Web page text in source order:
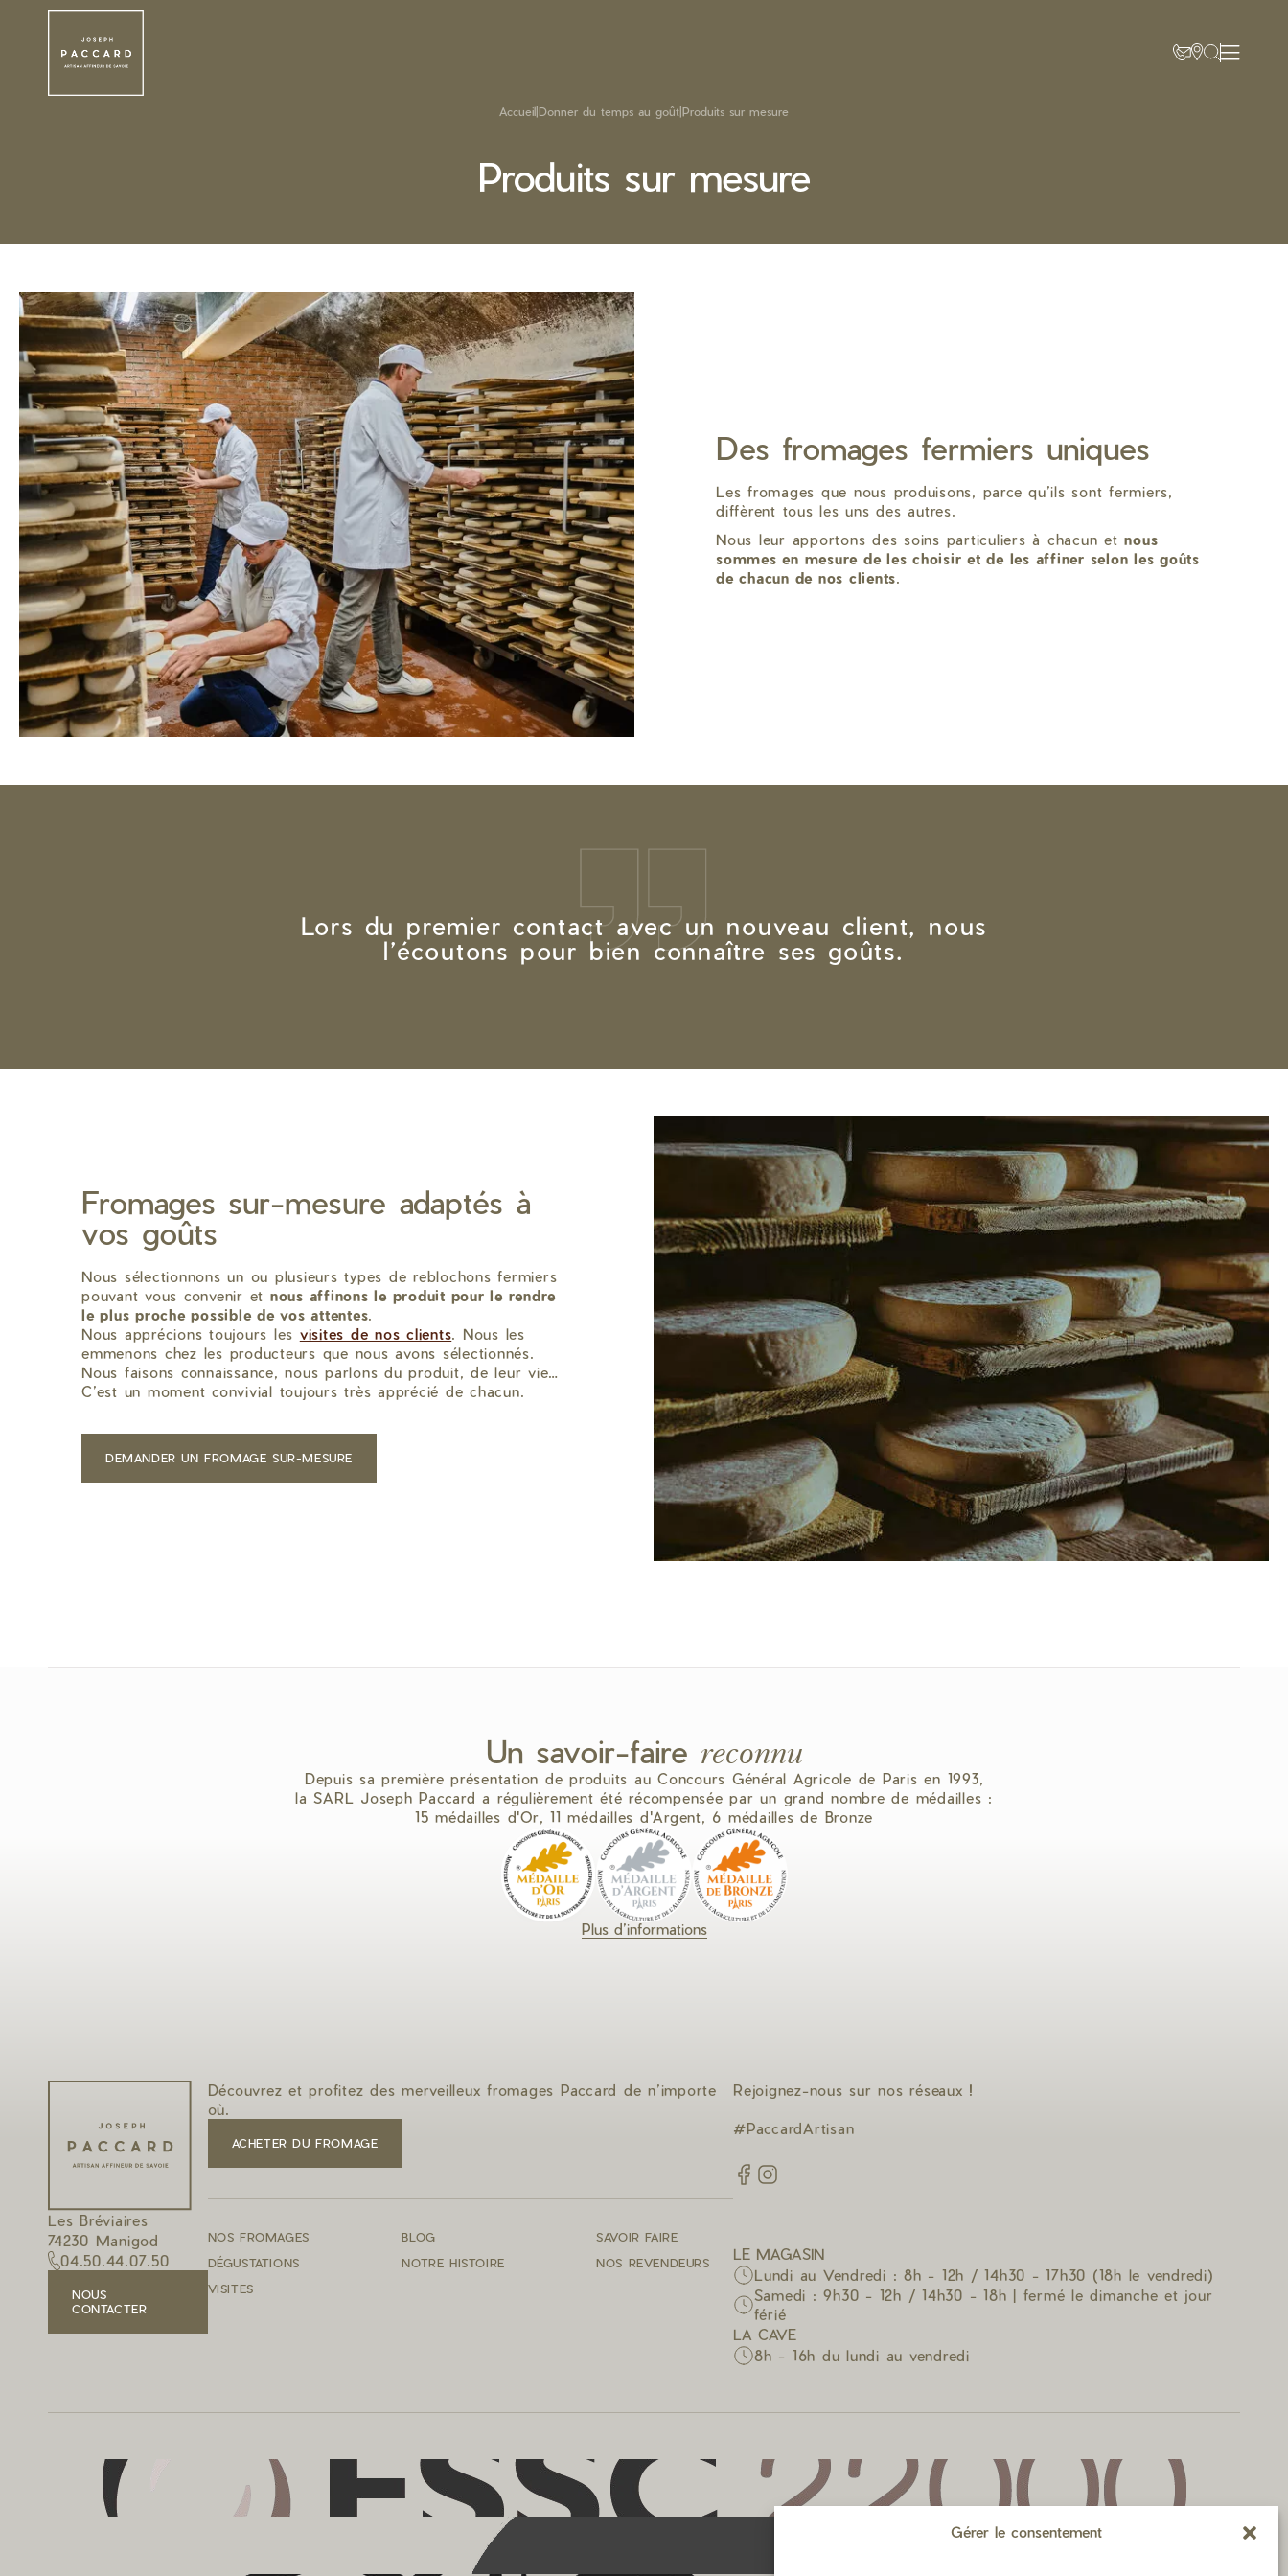
Gérer le consentement
Accueil Donner du temps au goût Produits sur mesure
Produits sur mesure
Des fromages fermiers uniques
Les fromages que nous produisons, parce qu’ils sont fermiers,
diffèrent tous les uns des autres.
Nous leur apportons des soins particuliers à chacun etnous
sommes en mesure de les choisir et de les affiner selon les goûts
de chacun de nos clients.
Lors du premier contact avec un nouveau client, nous
l’écoutons pour bien connaître ses goûts.
Fromages sur-mesure adaptés à
vos goûts
Nous sélectionnons un ou plusieurs types de reblochons fermiers
pouvant vous convenir et nous affinons le produit pour le rendre
le plus proche possible de vos attentes.
Nous apprécions toujours les visites de nos clients. Nous les
emmenons chez les producteurs que nous avons sélectionnés.
Nous faisons connaissance, nous parlons du produit, de leur vie…
C’est un moment convivial toujours très apprécié de chacun.
DEMANDER UN FROMAGE SUR-MESURE
Un savoir-faire reconnu
Depuis sa première présentation de produits au Concours Général Agricole de Paris en 1993,
la SARL Joseph Paccard a régulièrement été récompensée par un grand nombre de médailles :
15 médailles d'Or, 11 médailles d'Argent, 6 médailles de Bronze
Plus d’informations
Les Bréviaires
74230 Manigod
04.50.44.07.50
NOUS
CONTACTER
Découvrez et profitez des merveilleux fromages Paccard de n’importe
où.
ACHETER DU FROMAGE
NOS FROMAGES BLOG
SAVOIR FAIRE
DÉGUSTATIONS
NOTRE HISTOIRE
NOS REVENDEURS
VISITES
Rejoignez-nous sur nos réseaux !
#PaccardArtisan
LE MAGASIN
Lundi au Vendredi : 8h - 12h / 14h30 - 17h30 (18h le vendredi)
Samedi : 9h30 - 12h / 14h30 - 18h | fermé le dimanche et jour
férié
LA CAVE
8h - 16h du lundi au vendredi